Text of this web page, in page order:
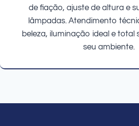
de fiação, ajuste de altura e
lâmpadas. Atendimento
beleza, iluminação ideal e total
seu ambiente.